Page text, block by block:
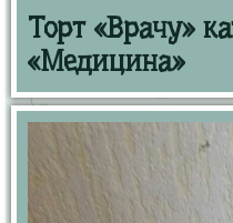
Торт «Врачу»
«Медицина»